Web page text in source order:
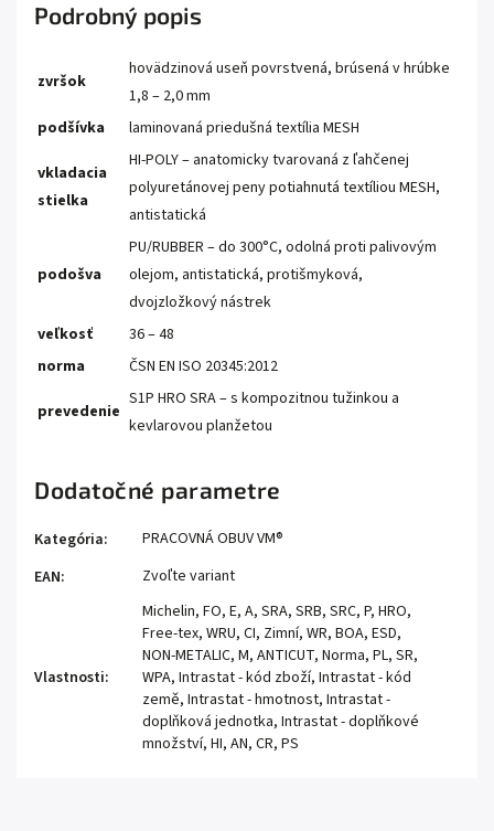
Podrobný popis
zvršok
hovädzinová useň povrstvená, brúsená v hrúbke
1,8 – 2,0 mm
podšívka
laminovaná priedušná textília MESH
vkladacia
stielka
HI-POLY – anatomicky tvarovaná z ľahčenej
polyuretánovej peny potiahnutá textíliou MESH,
antistatická
podošva
PU/RUBBER – do 300°C, odolná proti palivovým
olejom, antistatická, protišmyková,
dvojzložkový nástrek
veľkosť
36 – 48
norma
ČSN EN ISO 20345:2012
prevedenie
S1P HRO SRA – s kompozitnou tužinkou a
kevlarovou planžetou
Dodatočné parametre
Kategória:
PRACOVNÁ OBUV VM®
EAN: Zvoľte variant
Vlastnosti:
Michelin, FO, E, A, SRA, SRB, SRC, P, HRO,
Free-tex, WRU, CI, Zimní, WR, BOA, ESD,
NON-METALIC, M, ANTICUT, Norma, PL, SR,
WPA, Intrastat - kód zboží, Intrastat - kód
země, Intrastat - hmotnost, Intrastat -
doplňková jednotka, Intrastat - doplňkové
množství, HI, AN, CR, PS